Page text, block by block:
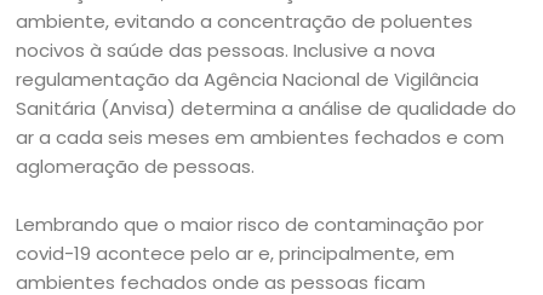
ambiente, evitando a concentração de poluentes
nocivos à saúde das pessoas. Inclusive a nova
regulamentação da Agência Nacional de Vigilância
Sanitária (Anvisa) determina a análise de qualidade do
ar a cada seis meses em ambientes fechados e com
aglomeração de pessoas.
Lembrando que o maior risco de contaminação por
covid-19 acontece pelo ar e, principalmente, em
ambientes fechados onde as pessoas ficam